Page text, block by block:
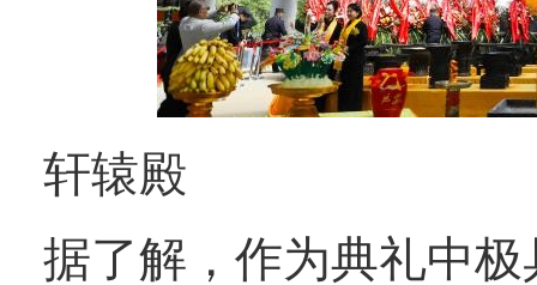
轩辕殿
据了解，作为典礼中